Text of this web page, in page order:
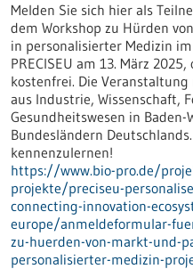
Melden Sie sich hier als
dem Workshop zu Hürden
in personalisierter Medizin
PRECISEU am 13. März
kostenfrei. Die
aus Industrie, Wissenschaft,
Gesundheitswesen in
Bundesländern
kennenzulernen!
https://www.bio-pro.de/
projekte/preciseu-
connecting-innovation-
europe/anmeldeformular-
zu-huerden-von-markt-und-
personalisierter-medizin-